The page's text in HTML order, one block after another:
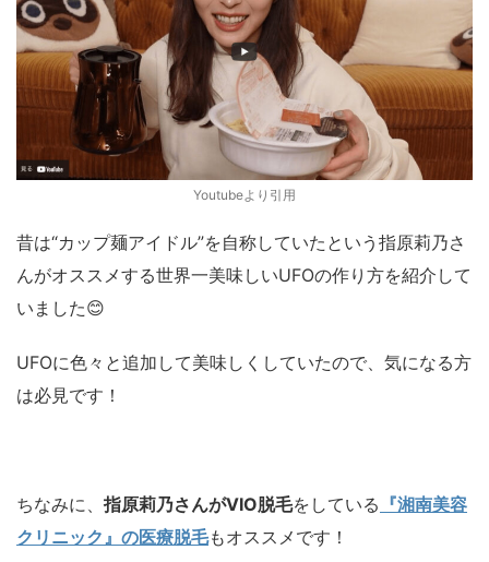
Youtubeより引用
昔は“カップ麺アイドル”を自称していたという指原莉乃さ
んがオススメする世界一美味しいUFOの作り方を紹介して
いました😊
UFOに色々と追加して美味しくしていたので、気になる方
は必見です！
ちなみに、 指原莉乃さんがVIO脱毛をしている 『湘南美容
クリニック』の医療脱毛もオススメです！